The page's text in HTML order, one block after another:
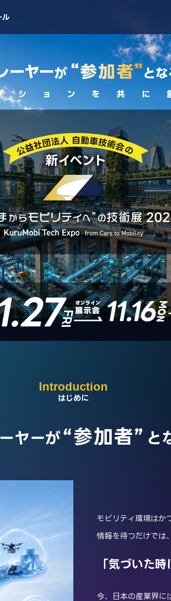
ル
Introduction
はじめに
ヤーが“参加者” と
モビリティ環境はか
情報を待つだけでは
「気づいた
今、日本の産業界に